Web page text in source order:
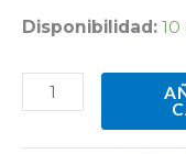
Disponibilidad: